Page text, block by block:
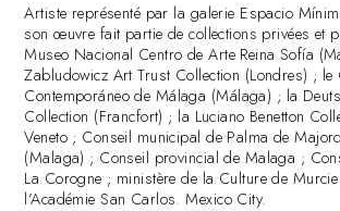
Artiste représenté par la galerie Espacio
son œuvre fait partie de collections privées et
Museo Nacional Centro de Arte Reina Sofía
Zabludowicz Art Trust Collection (Londres) ; le
Contemporáneo de Málaga (Málaga) ; la
Collection (Francfort) ; la Luciano Benetton
Veneto ; Conseil municipal de Palma de
(Malaga) ; Conseil provincial de Malaga ;
La Corogne ; ministère de la Culture de
l’Académie San Carlos. Mexico City.